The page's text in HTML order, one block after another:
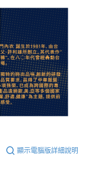
顯示電腦版詳細說明